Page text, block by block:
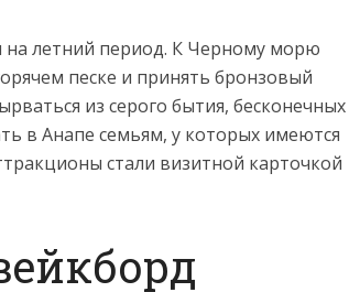
летний период. К Черному морю
песке и принять бронзовый
из серого бытия, бесконечных
в Анапе семьям, у которых имеются
стали визитной карточкой